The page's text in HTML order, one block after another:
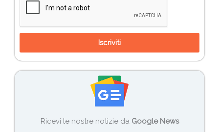
Iscriviti
Ricevi le nostre notizie da Google News